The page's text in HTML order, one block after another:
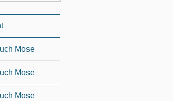
Mose
Mose
Mose